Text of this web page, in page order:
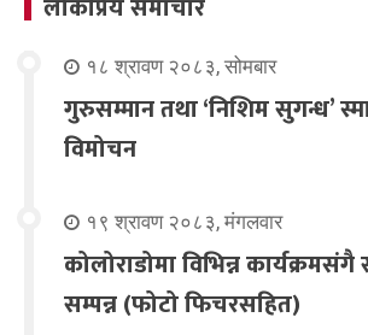
लोकप्रिय समाचार
१८ श्रावण २०८३, सोमबार
गुरुसम्मान तथा ‘निशिम सुगन्ध’
विमोचन
१९ श्रावण २०८३, मंगलवार
कोलोराडोमा विभिन्न
सम्पन्न (फोटो फिचरसहित)